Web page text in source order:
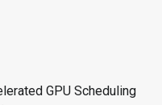
GPU Scheduling